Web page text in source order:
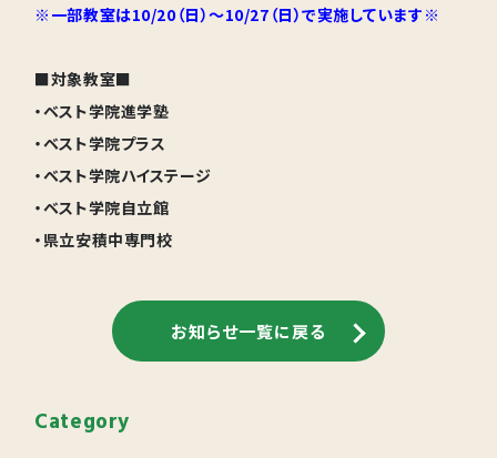
※一部教室は10/20（日）～10/27（日）で実施しています※
■対象教室■
・ベスト学院進学塾
・ベスト学院プラス
・ベスト学院ハイステージ
・ベスト学院自立館
・県立安積中専門校
お知らせ一覧に戻る
Category